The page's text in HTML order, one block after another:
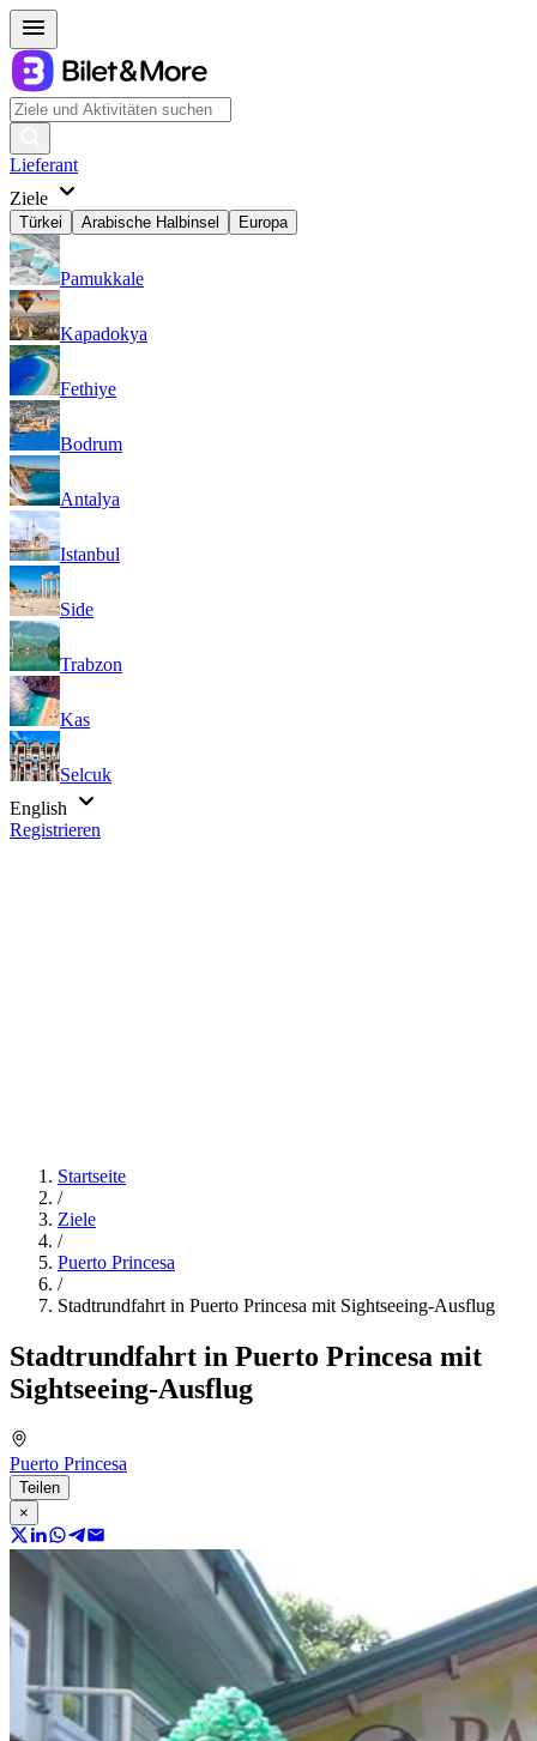
Lieferant
Ziele
Türkei Arabische Halbinsel Europa
Pamukkale
Kapadokya
Fethiye
Bodrum
Antalya
Istanbul
Side
Trabzon
Kas
Selcuk
English
Registrieren
Startseite
/
Ziele
/
Puerto Princesa
/
Stadtrundfahrt in Puerto Princesa mit Sightseeing-Ausflug
Stadtrundfahrt in Puerto Princesa mit
Sightseeing-Ausflug
Puerto Princesa
Teilen
×